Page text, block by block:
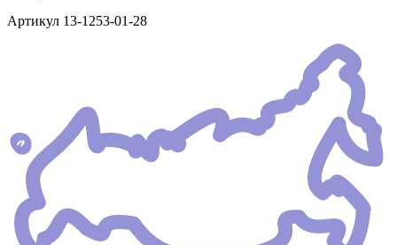
Артикул 13-1253-01-28